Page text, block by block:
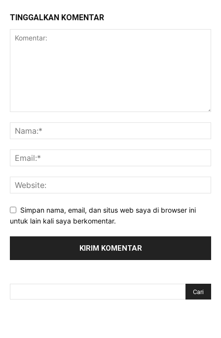
TINGGALKAN KOMENTAR
Simpan nama, email, dan situs web saya di browser ini
untuk lain kali saya berkomentar.